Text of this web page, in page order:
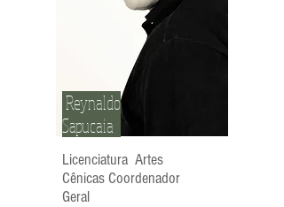
Reynaldo
Sapucaia
Licenciatura Artes
Cênicas Coordenador
Geral